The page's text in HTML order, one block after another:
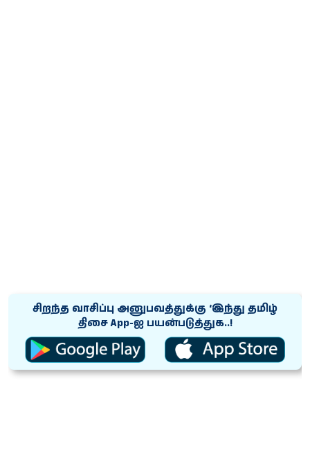
சிறந்த வாசிப்பு அனுபவத்துக்கு ‘இந்து தமிழ்
திசை App-ஐ பயன்படுத்துக..!